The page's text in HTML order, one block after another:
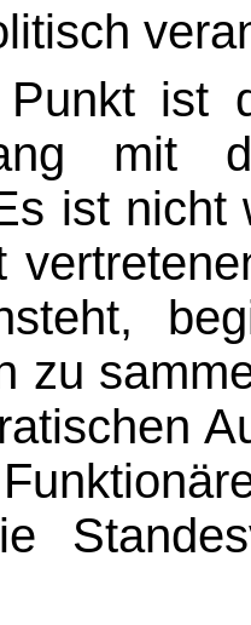
ist
mit
ist nicht
zu